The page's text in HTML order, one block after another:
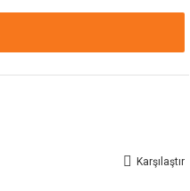
Karşılaştır